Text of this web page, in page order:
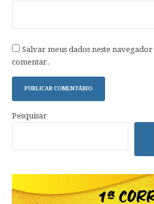
Salvar meus dados neste
comentar.
Pesquisar